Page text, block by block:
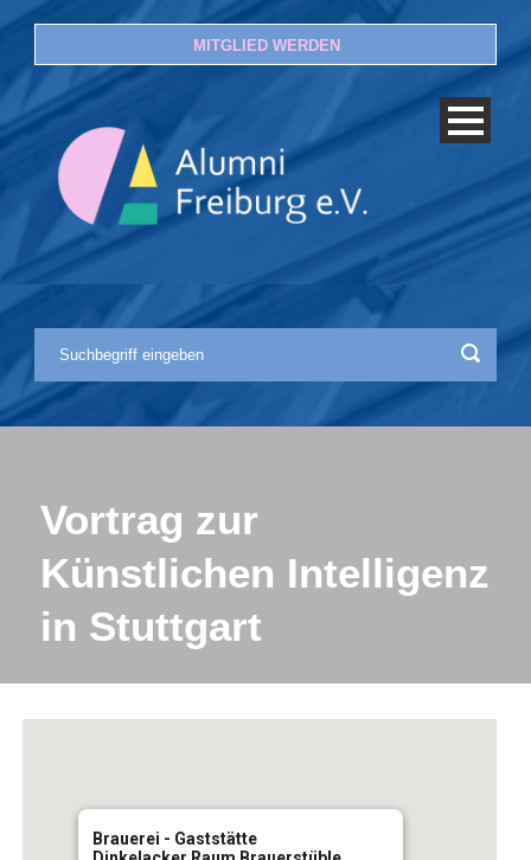
MITGLIED WERDEN
Vortrag zur
Künstlichen Intelligenz
in Stuttgart
Brauerei - Gaststätte